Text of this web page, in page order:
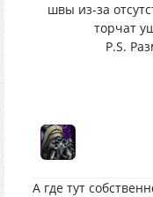
швы из-за
торчат
P.S.
А где тут